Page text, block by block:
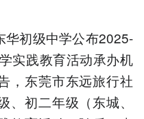
华初级中学公布2025-
实践教育活动承办机
，东莞市东远旅行社
初二年级（东城、